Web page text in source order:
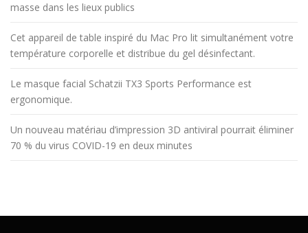
masse dans les lieux publics
Cet appareil de table inspiré du Mac Pro lit simultanément votre
température corporelle et distribue du gel désinfectant.
Le masque facial Schatzii TX3 Sports Performance est
ergonomique.
Un nouveau matériau d’impression 3D antiviral pourrait éliminer
70 % du virus COVID-19 en deux minutes